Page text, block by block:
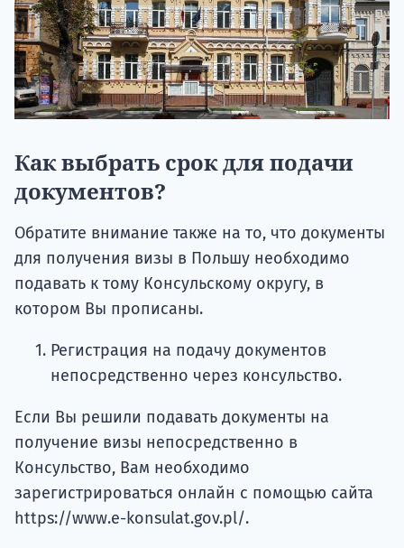
Как выбрать срок для подачи
документов?
Обратите внимание также на то, что документы
для получения визы в Польшу необходимо
подавать к тому Консульскому округу, в
котором Вы прописаны.
Регистрация на подачу документов
непосредственно через консульство.
Если Вы решили подавать документы на
получение визы непосредственно в
Консульство, Вам необходимо
зарегистрироваться онлайн с помощью сайта
https://www.e-konsulat.gov.pl/.